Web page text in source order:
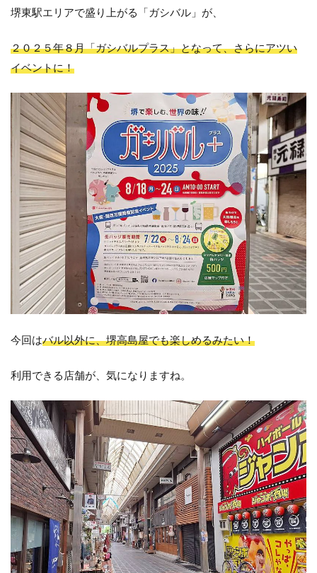
堺東駅エリアで盛り上がる「ガシバル」が、
２０２５年８月「ガシバルプラス」となって、さらにアツい
イベントに！
今回はバル以外に、堺高島屋でも楽しめるみたい！
利用できる店舗が、気になりますね。